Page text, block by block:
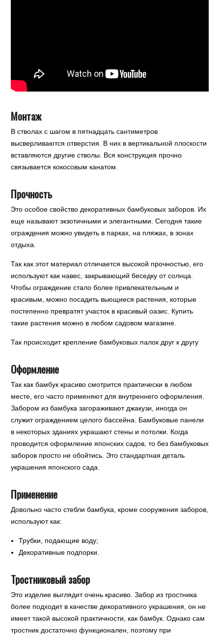
Монтаж
В стволах с шагом в пятнадцать сантиметров
высверливаются отверстия. В них в вертикальной плоскости
вставляются другие стволы. Вся конструкция прочно
связывается кокосовым канатом.
Прочность
Это особое свойство декоративных бамбуковых заборов. Их
еще называют экзотичными и элегантными. Сегодня такие
ограждения можно увидеть в парках, на пляжах, в зонах
отдыха.
Так как этот материал отличается высокой прочностью, его
используют как навес, закрывающий беседку от солнца.
Чтобы ограждение стало более привлекательным и
красивым, можно посадить вьющиеся растения, которые
постепенно превратят участок в красивый оазис. Купить
такие растения можно в любом садовом магазине.
Так происходит крепление бамбуковых палок друг к другу
Оформление
Так как бамбук красиво смотрится практически в любом
месте, его часто применяют для внутреннего оформления.
Забором из бамбука загораживают джакузи, иногда он
служит ограждением целого бассейна. Бамбуковые панели
в некоторых зданиях украшают стены и потолки. Когда
проводится оформление японских садов, то без бамбуковых
заборов просто не обойтись. Это стандартная деталь
украшения японского сада.
Применение
Довольно часто стебли бамбука, кроме сооружения заборов,
используют как:
Трубки, подающие воду;
Декоративные подпорки.
Тростниковый забор
Это изделие выглядит очень красиво. Забор из тростника
более подходит в качестве декоративного украшения, он не
имеет такой высокой практичности, как бамбук. Однако сам
тростник достаточно функционален, поэтому при